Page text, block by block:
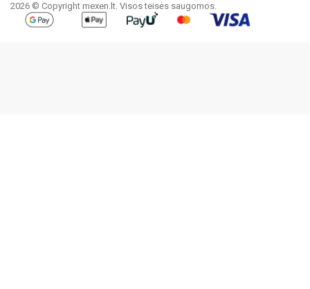
2026 © Copyright mexen.lt. Visos teisės saugomos.